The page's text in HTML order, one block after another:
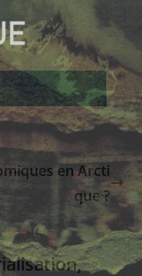
en Arcti
que ?